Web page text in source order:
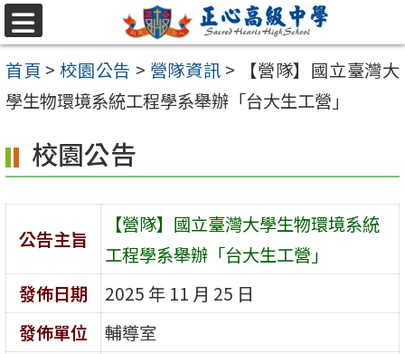
跳至主要內容區
選
單
首頁 > 校園公告 > 營隊資訊 >
【營隊】國立臺灣大
學生物環境系統工程學系舉辦「台大生工營」
校園公告
公告主旨
【營隊】國立臺灣大學生物環境系統
工程學系舉辦「台大生工營」
發佈日期
2025 年 11 月 25 日
發佈單位
輔導室